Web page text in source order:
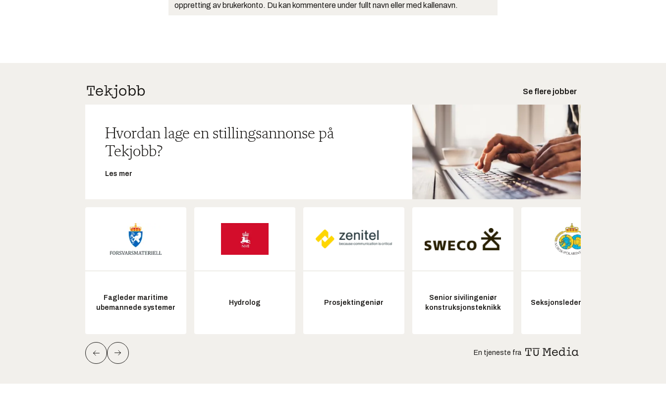
oppretting av brukerkonto. Du kan kommentere under fullt navn eller med kallenavn.
Se flere jobber
Hvordan lage en stillingsannonse på
Tekjobb?
Les mer
Fagleder maritime
ubemannede systemer
Hydrolog Prosjektingeniør
Senior sivilingeniør
konstruksjonsteknikk
Seksjonsleder Nye Troll
En tjeneste fra